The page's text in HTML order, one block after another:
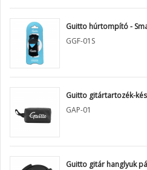
Guitto húrtompító -
GGF-01S
Guitto gitártartozék-
GAP-01
Guitto gitár hanglyuk